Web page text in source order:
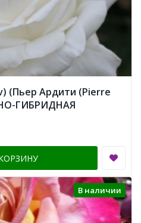
(Пьер Ардити (Pierre
ГИБРИДНАЯ
В наличии